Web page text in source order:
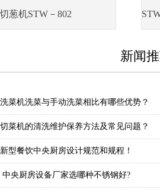
切葱机STW－802
新闻
菜机洗菜与手动洗菜相比有哪些优势？
菜机的清洗维护保养方法及常见问题？
新型餐饮中央厨房设计规范和规程！
中央厨房设备厂家选哪种不锈钢好?